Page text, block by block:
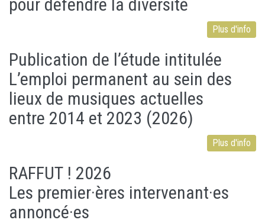
pour défendre la diversité
Plus d'info
Publication de l’étude intitulée
L’emploi permanent au sein des
lieux de musiques actuelles
entre 2014 et 2023 (2026)
Plus d'info
RAFFUT ! 2026
Les premier·ères intervenant·es
annoncé·es